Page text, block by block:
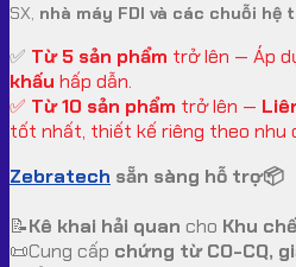
SX, nhà máy FDI và các chuỗi hệ
✅ Từ 5 sản phẩm trở lên — Áp
khấu hấp dẫn.
✅ Từ 10 sản phẩm trở lên —
tốt nhất, thiết kế riêng theo nhu
Zebratech sẵn sàng hỗ trợ📦
📝Kê khai hải quan cho Khu
📜Cung cấp chứng từ CO-CQ,